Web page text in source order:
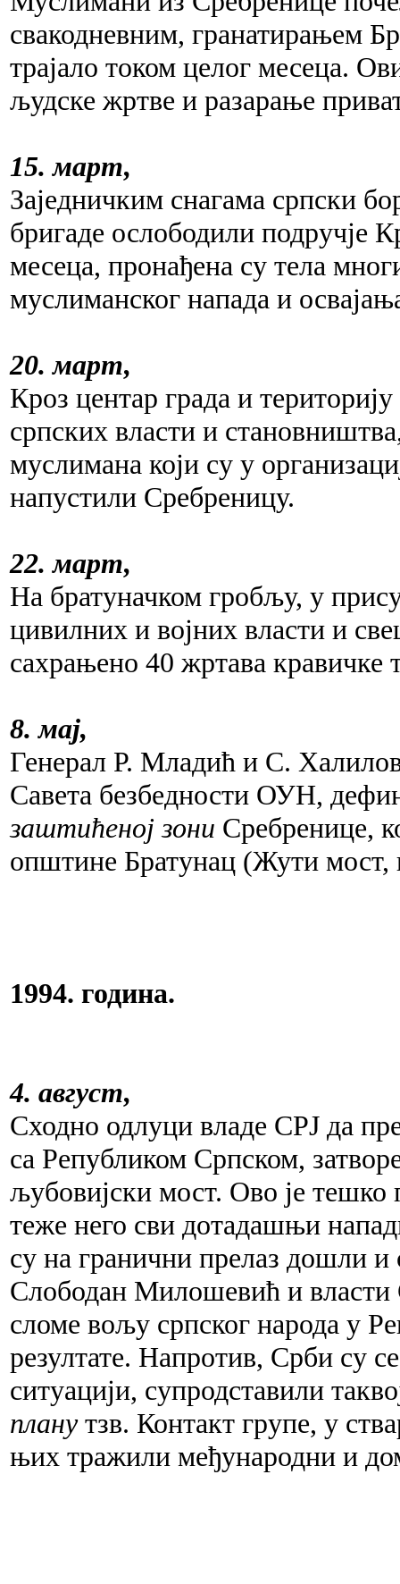
свакодневним, гранатирањем
трајало током целог месеца.
људске жртве и разарање
15. март,
Заједничким снагама српски
бригаде ослободили подручје
месеца, пронађена су тела
муслиманског напада и
20. март,
Кроз центар града и
српских власти и
муслимана који су у
напустили Сребреницу.
22. март,
На братуначком гробљу, у
цивилних и војних власти и
сахрањено 40 жртава кравичке
8. мај,
Генерал Р. Младић и С.
Савета безбедности ОУН,
заштићеној зони Сребренице,
општине Братунац (Жути мост,
1994. година.
4. август,
Сходно одлуци владе СРЈ да
са Републиком Српском,
љубовијски мост. Ово је тешко
теже него сви дотадашњи
су на гранични прелаз дошли и
Слободан Милошевић и власти
сломе вољу српског народа у
резултате. Напротив, Срби су
ситуацији, супродставили
планутзв. Контакт групе, у
њих тражили међународни и